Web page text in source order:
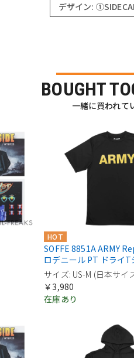
デザイン:
BOUGHT
一緒に買われて
HOT
SOFFE 8851A ARMY
ロデニール PT ドライT
サイズ: US-M (日本サイ
￥3,980
在庫あり